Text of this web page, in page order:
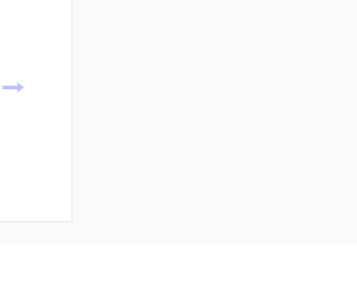
→